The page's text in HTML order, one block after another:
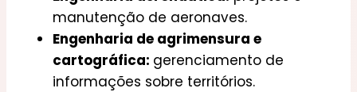
manutenção de aeronaves.
Engenharia de agrimensura e
cartográfica: gerenciamento de
informações sobre territórios.